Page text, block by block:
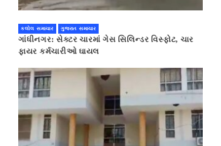
કલોલ સમાચાર ગુજરાત સમાચાર
ગાંધીનગર: સેક્ટર ચારમાં ગેસ સિલિન્ડર વિસ્ફોટ, ચાર
ફાયર કર્મચારીઓ ઘાયલ